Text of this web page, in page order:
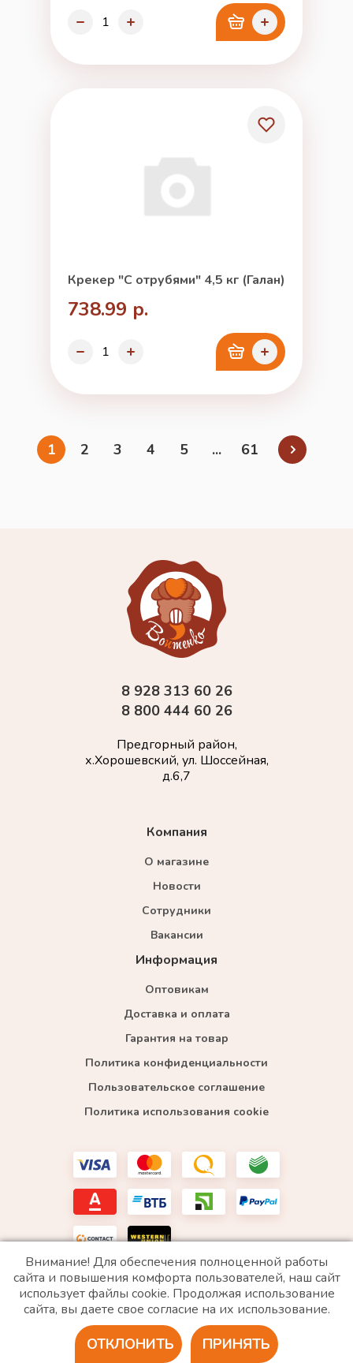
Крекер "С отрубями" 4,5 кг (Галан)
738.99 р.
1 2 3 4 5 ... 61
Компания
О магазине
Новости
Сотрудники
Вакансии
Информация
Оптовикам
Доставка и оплата
Гарантия на товар
Политика конфиденциальности
Пользовательское соглашение
Политика использования cookie
8 928 313 60 26
8 800 444 60 26
Предгорный район,
х.Хорошевский, ул. Шоссейная,
д.6,7
*WhatsApp принадлежит компании Meta, которая признана экстремистской и запрещена в
РФ
2020 © Все права защищены. ИП «Войтенко»
Разработка сайта
Внимание! Для обеспечения полноценной работы
сайта и повышения комфорта пользователей, наш сайт
использует файлы cookie. Продолжая использование
сайта, вы даете свое согласие на их использование.
ПРИНЯТЬ
ОТКЛОНИТЬ